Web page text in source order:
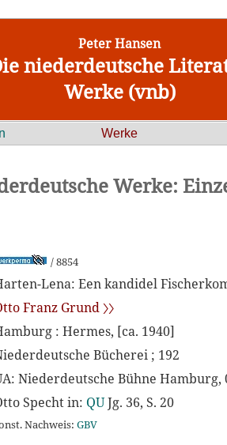
Peter Hansen
niederdeutsche
Werke (vnb)
Werke
Werke:
/ 8854
Lena: Een kandidel
Franz Grund 〉〉
: Hermes, [ca. 1940]
Bücherei ; 192
Niederdeutsche Bühne Hamburg,
Specht in: QUJg. 36, S. 20
Nachweis: GBV